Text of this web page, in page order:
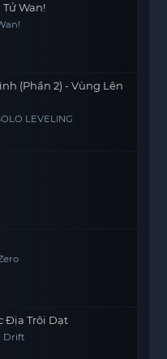
Wan!
(Phần 2) - Vùng Lên
LEVELING
Địa Trôi Dạt
Drift